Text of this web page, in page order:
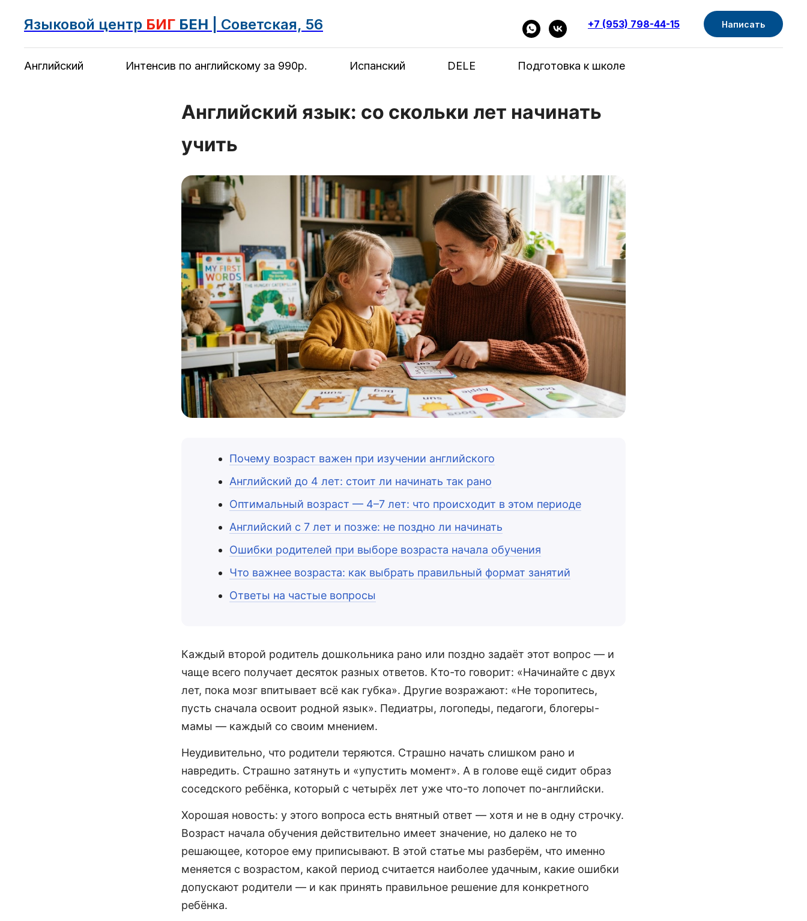
Языковой центр БИГ БЕН | Советская, 56 +7 (953) 798-44-15 Написать
Английский Интенсив по английскому за 990р. Испанский DELE Подготовка к школе
Английский язык: со скольки лет начинать
учить
Почему возраст важен при изучении английского
Английский до 4 лет: стоит ли начинать так рано
Оптимальный возраст — 4–7 лет: что происходит в этом периоде
Английский с 7 лет и позже: не поздно ли начинать
Ошибки родителей при выборе возраста начала обучения
Что важнее возраста: как выбрать правильный формат занятий
Ответы на частые вопросы
Каждый второй родитель дошкольника рано или поздно задаёт этот вопрос — и
чаще всего получает десяток разных ответов. Кто-то говорит: «Начинайте с двух
лет, пока мозг впитывает всё как губка». Другие возражают: «Не торопитесь,
пусть сначала освоит родной язык». Педиатры, логопеды, педагоги, блогеры-
мамы — каждый со своим мнением.
Неудивительно, что родители теряются. Страшно начать слишком рано и
навредить. Страшно затянуть и «упустить момент». А в голове ещё сидит образ
соседского ребёнка, который с четырёх лет уже что-то лопочет по-английски.
Хорошая новость: у этого вопроса есть внятный ответ — хотя и не в одну строчку.
Возраст начала обучения действительно имеет значение, но далеко не то
решающее, которое ему приписывают. В этой статье мы разберём, что именно
меняется с возрастом, какой период считается наиболее удачным, какие ошибки
допускают родители — и как принять правильное решение для конкретного
ребёнка.